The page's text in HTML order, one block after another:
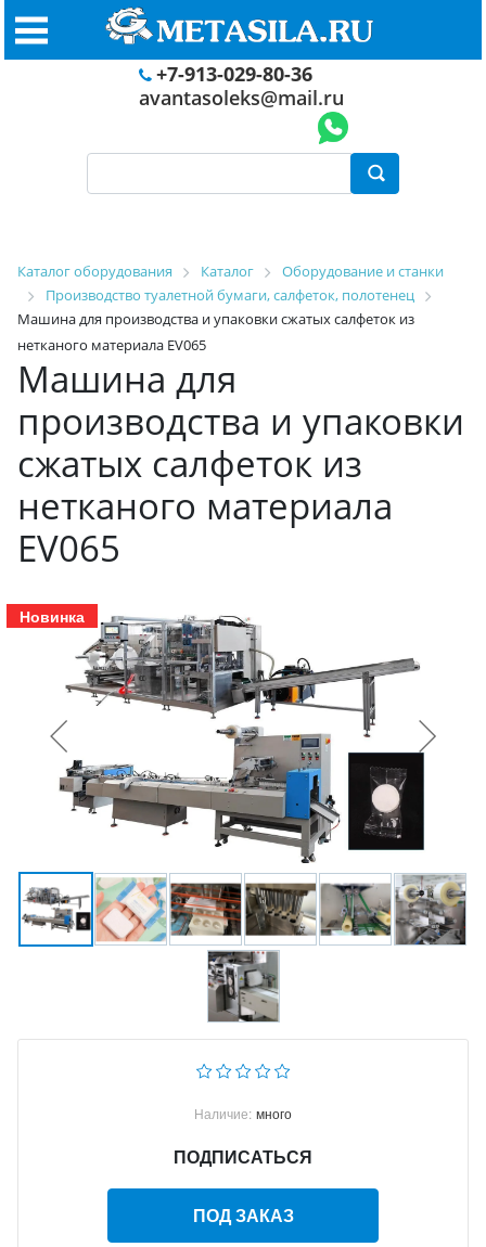
+7-913-029-80-36
avantasoleks@mail.ru
Каталог оборудования Каталог
Оборудование и станки
Производство туалетной бумаги, салфеток, полотенец
Машина для производства и упаковки сжатых салфеток из
нетканого материала EV065
Машина для
производства и упаковки
сжатых салфеток из
нетканого материала
EV065
Новинка
Наличие: много
ПОДПИСАТЬСЯ
ПОД ЗАКАЗ